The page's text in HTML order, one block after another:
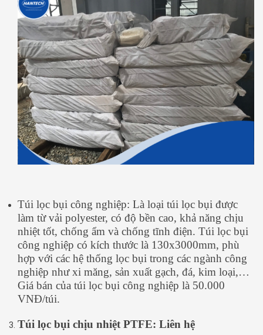
Túi lọc bụi công nghiệp: Là loại túi lọc bụi được
làm từ vải polyester, có độ bền cao, khả năng chịu
nhiệt tốt, chống ẩm và chống tĩnh điện. Túi lọc bụi
công nghiệp có kích thước là 130x3000mm, phù
hợp với các hệ thống lọc bụi trong các ngành công
nghiệp như xi măng, sản xuất gạch, đá, kim loại,…
Giá bán của túi lọc bụi công nghiệp là 50.000
VNĐ/túi.
Túi lọc bụi chịu nhiệt PTFE: Liên hệ